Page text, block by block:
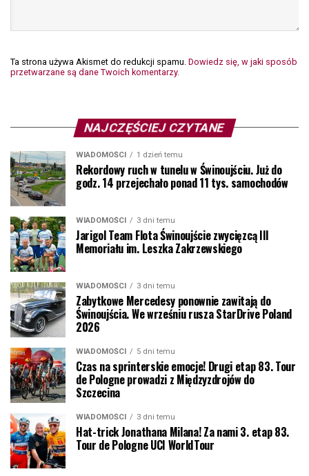
Ta strona używa Akismet do redukcji spamu. Dowiedz się, w jaki sposób
przetwarzane są dane Twoich komentarzy.
NAJCZĘŚCIEJ CZYTANE
WIADOMOŚCI 1 dzień temu
Rekordowy ruch w tunelu w Świnoujściu. Już do
godz. 14 przejechało ponad 11 tys. samochodów
WIADOMOŚCI 3 dni temu
Jarigol Team Flota Świnoujście zwycięzcą III
Memoriału im. Leszka Zakrzewskiego
WIADOMOŚCI 3 dni temu
Zabytkowe Mercedesy ponownie zawitają do
Świnoujścia. We wrześniu rusza StarDrive Poland
2026
WIADOMOŚCI 5 dni temu
Czas na sprinterskie emocje! Drugi etap 83. Tour
de Pologne prowadzi z Międzyzdrojów do
Szczecina
WIADOMOŚCI 3 dni temu
Hat-trick Jonathana Milana! Za nami 3. etap 83.
Tour de Pologne UCI WorldTour